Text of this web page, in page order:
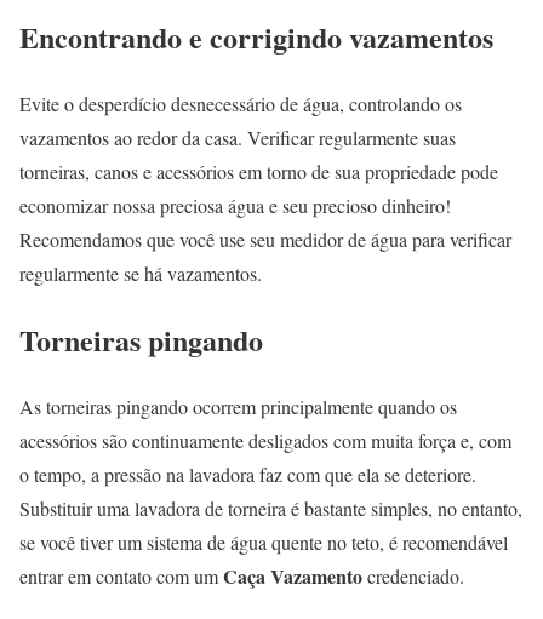
Encontrando e corrigindo vazamentos
Evite o desperdício desnecessário de água, controlando os
vazamentos ao redor da casa. Verificar regularmente suas
torneiras, canos e acessórios em torno de sua propriedade pode
economizar nossa preciosa água e seu precioso dinheiro!
Recomendamos que você use seu medidor de água para verificar
regularmente se há vazamentos.
Torneiras pingando
As torneiras pingando ocorrem principalmente quando os
acessórios são continuamente desligados com muita força e, com
o tempo, a pressão na lavadora faz com que ela se deteriore.
Substituir uma lavadora de torneira é bastante simples, no entanto,
se você tiver um sistema de água quente no teto, é recomendável
entrar em contato com umCaça Vazamentocredenciado.